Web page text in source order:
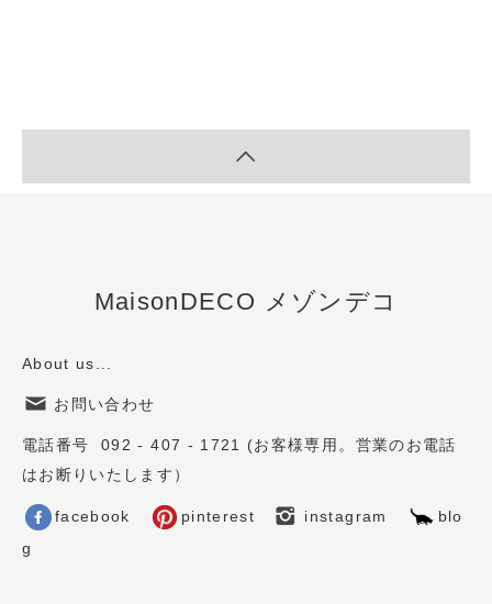
MaisonDECO メゾンデコ
About us...
お問い合わせ
電話番号 092 - 407 - 1721 (お客様専用。営業のお電話
はお断りいたします）
facebook pinterest instagram
blo
g